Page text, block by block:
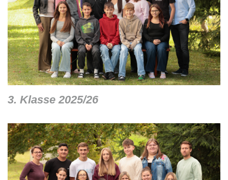
3. Klasse 2025/26